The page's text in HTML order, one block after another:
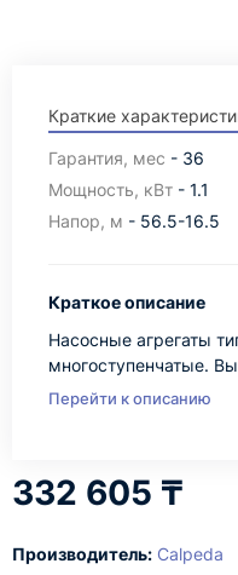
Краткие
Гарантия, мес - 36
Мощность, кВт - 1.1
Напор, м - 56.5-16.5
Краткое описание
Насосные агрегаты
многоступенчатые.
Перейти к описанию
332 605 ₸
Производитель: Calpeda